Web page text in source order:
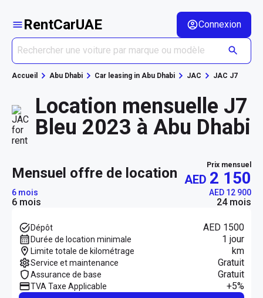
RentCarUAE Connexion
Accueil Abu Dhabi Car leasing in Abu Dhabi JAC JAC J7
Location mensuelle J7
Bleu 2023 à Abu Dhabi
mensuel offre de location Prix mensuel
AED 2 150
6 mois AED 12 900
6 mois 24 mois
Dépôt AED 1500
Durée de location minimale 1 jour
Limite totale de kilométrage km
Service et maintenance Gratuit
Assurance de base Gratuit
TVA Taxe Applicable
+5%